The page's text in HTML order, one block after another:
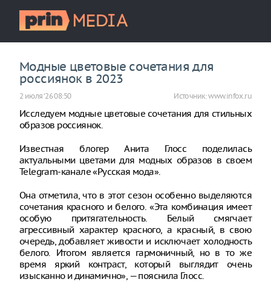
Модные цветовые сочетания для
россиянок в 2023
2 июля ‘26 08:50 Источник:www.infox.ru
Исследуем модные цветовые сочетания для стильных
образов россиянок.
Известная блогер Анита Глосс поделилась
актуальными цветами для модных образов в своем
Telegram-канале «Русская мода».
Она отметила, что в этот сезон особенно выделяются
сочетания красного и белого. «Эта комбинация имеет
особую притягательность. Белый смягчает
агрессивный характер красного, а красный, в свою
очередь, добавляет живости и исключает холодность
белого. Итогом является гармоничный, но в то же
время яркий контраст, который выглядит очень
изысканно и динамично», — пояснила Глосс.